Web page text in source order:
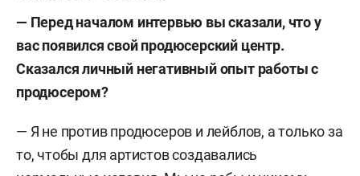
— Перед началом интервью вы сказали, что у
вас появился свой продюсерский центр.
Сказался личный негативный опыт работы с
продюсером?
— Я не против продюсеров и лейблов, а только за
то, чтобы для артистов создавались